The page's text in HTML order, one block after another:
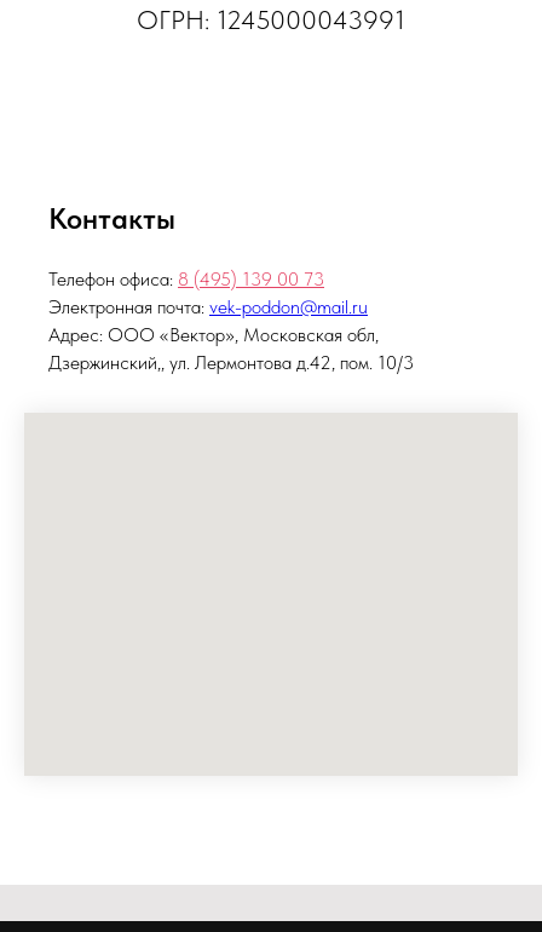
ОГРН: 1245000043991
Контакты
Телефон офиса: 8 (495) 139 00 73
Электронная почта: vek-poddon@mail.ru
Адрес: ООО «Вектор», Московская обл,
Дзержинский,, ул. Лермонтова д.42, пом. 10/3